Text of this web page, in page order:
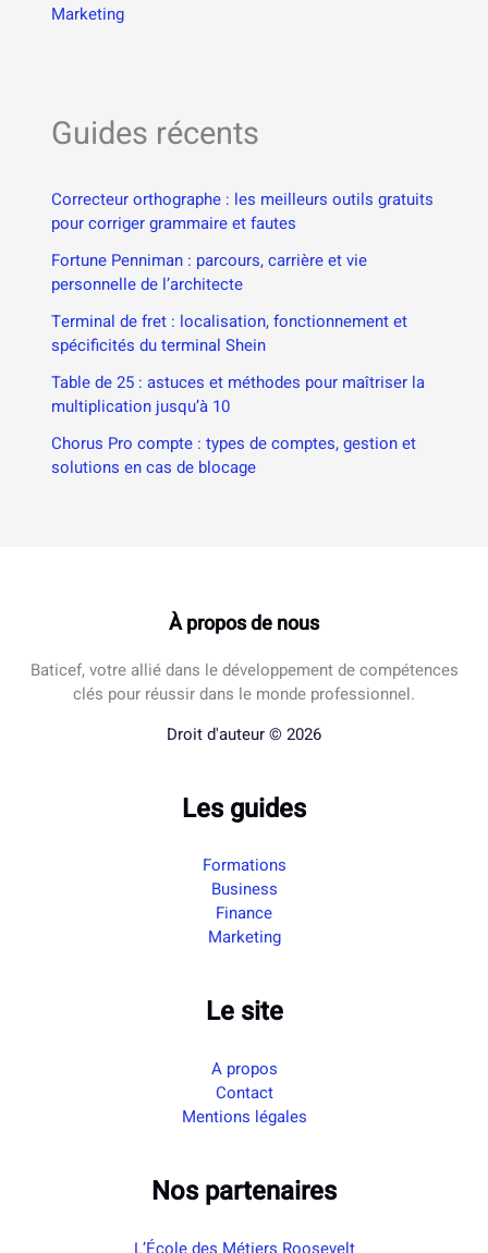
Marketing
Guides récents
Correcteur orthographe : les meilleurs outils gratuits
pour corriger grammaire et fautes
Fortune Penniman : parcours, carrière et vie
personnelle de l’architecte
Terminal de fret : localisation, fonctionnement et
spécificités du terminal Shein
Table de 25 : astuces et méthodes pour maîtriser la
multiplication jusqu’à 10
Chorus Pro compte : types de comptes, gestion et
solutions en cas de blocage
À propos de nous
Baticef, votre allié dans le développement de compétences
clés pour réussir dans le monde professionnel.
Droit d'auteur © 2026
Les guides
Formations
Business
Finance
Marketing
Le site
A propos
Contact
Mentions légales
Nos partenaires